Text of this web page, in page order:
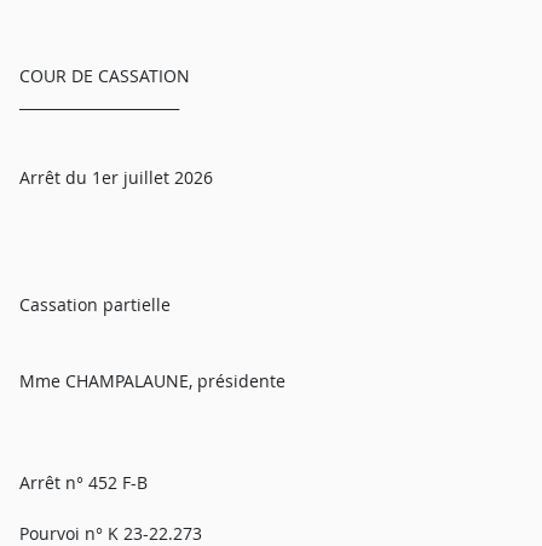
COUR DE CASSATION
Arrêt du 1er juillet 2026
Cassation partielle
Mme CHAMPALAUNE, présidente
Arrêt n° 452 F-B
Pourvoi n° K 23-22.273